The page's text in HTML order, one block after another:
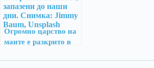
Огромно царство на
маите е разкрито в
джунгла